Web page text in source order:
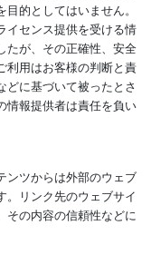
的としてはいません。
イセンス提供を受ける情
たが、その正確性、安全
利用はお客様の判断と責
どに基づいて被ったとさ
情報提供者は責任を負い
ンツからは外部のウェブ
。リンク先のウェブサイ
その内容の信頼性などに